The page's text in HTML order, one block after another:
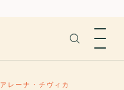
アレーナ・チヴィカ